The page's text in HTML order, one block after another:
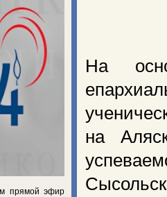
На
на
прямой эфир